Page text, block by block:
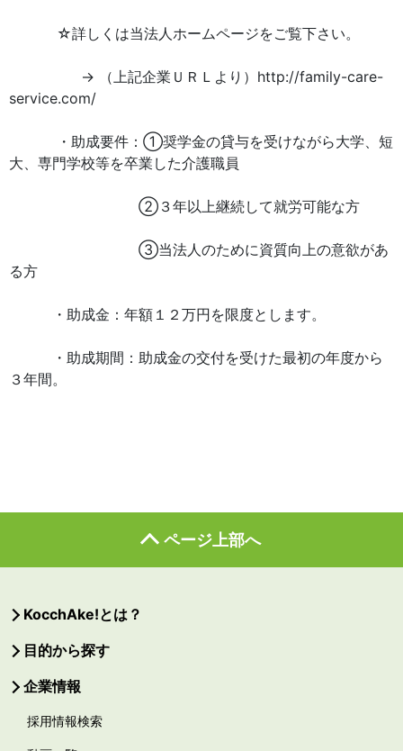
☆詳しくは当法人ホームページをご覧下さい。
→ （上記企業ＵＲＬより）http://family-care-
service.com/
・助成要件：①奨学金の貸与を受けながら大学、短
大、専門学校等を卒業した介護職員
②３年以上継続して就労可能な方
③当法人のために資質向上の意欲があ
る方
・助成金：年額１２万円を限度とします。
・助成期間：助成金の交付を受けた最初の年度から
３年間。
ページ上部へ
KocchAke!とは？
目的から探す
企業情報
採用情報検索